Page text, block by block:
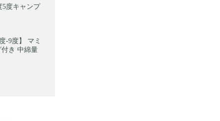
5度キャンプ
-9度】 マミ
き 中綿量